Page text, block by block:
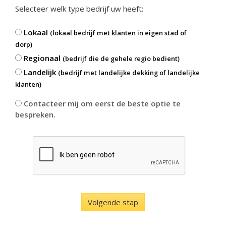
Selecteer welk type bedrijf uw heeft:
Lokaal (lokaal bedrijf met klanten in eigen stad of
dorp)
Regionaal (bedrijf die de gehele regio bedient)
Landelijk (bedrijf met landelijke dekking of landelijke
klanten)
Contacteer mij om eerst de beste optie te
bespreken.